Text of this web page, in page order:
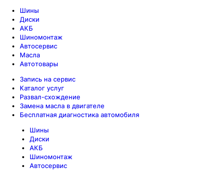
Шины
Диски
АКБ
Шиномонтаж
Автосервис
Масла
Автотовары
Запись на сервис
Каталог услуг
Развал-схождение
Замена масла в двигателе
Бесплатная диагностика автомобиля
Шины
Диски
АКБ
Шиномонтаж
Автосервис